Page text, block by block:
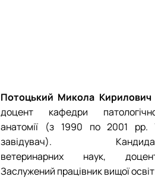
Потоцький Микола Кирилович
доцент кафедри
анатомії (з 1990 по 2001 рр.
завідувач).
ветеринарних наук,
Заслужений працівник вищої